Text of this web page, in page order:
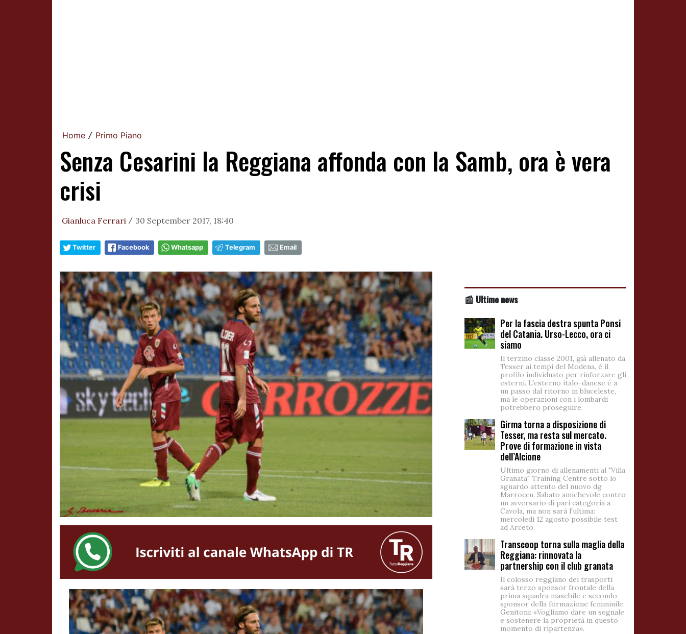
Home / Primo Piano
Senza Cesarini la Reggiana affonda con la Samb, ora è vera
crisi
Gianluca Ferrari / 30 September 2017, 18:40
Twitter Facebook Whatsapp Telegram Email
📰 Ultime news
Per la fascia destra spunta Ponsi
del Catania. Urso-Lecco, ora ci
siamo
Il terzino classe 2001, già allenato da
Tesser ai tempi del Modena, è il
profilo individuato per rinforzare gli
esterni. L'esterno italo-danese è a
un passo dal ritorno in bluceleste,
ma le operazioni con i lombardi
potrebbero proseguire.
Girma torna a disposizione di
Tesser, ma resta sul mercato.
Prove di formazione in vista
dell’Alcione
Ultimo giorno di allenamenti al "Villa
Granata" Training Centre sotto lo
sguardo attento del nuovo dg
Marroccu. Sabato amichevole contro
un avversario di pari categoria a
Cavola, ma non sarà l'ultima:
mercoledì 12 agosto possibile test
ad Arceto.
Transcoop torna sulla maglia della
Reggiana: rinnovata la
partnership con il club granata
Il colosso reggiano dei trasporti
sarà terzo sponsor frontale della
prima squadra maschile e secondo
sponsor della formazione femminile.
Genitoni: «Vogliamo dare un segnale
e sostenere la proprietà in questo
momento di ripartenza».